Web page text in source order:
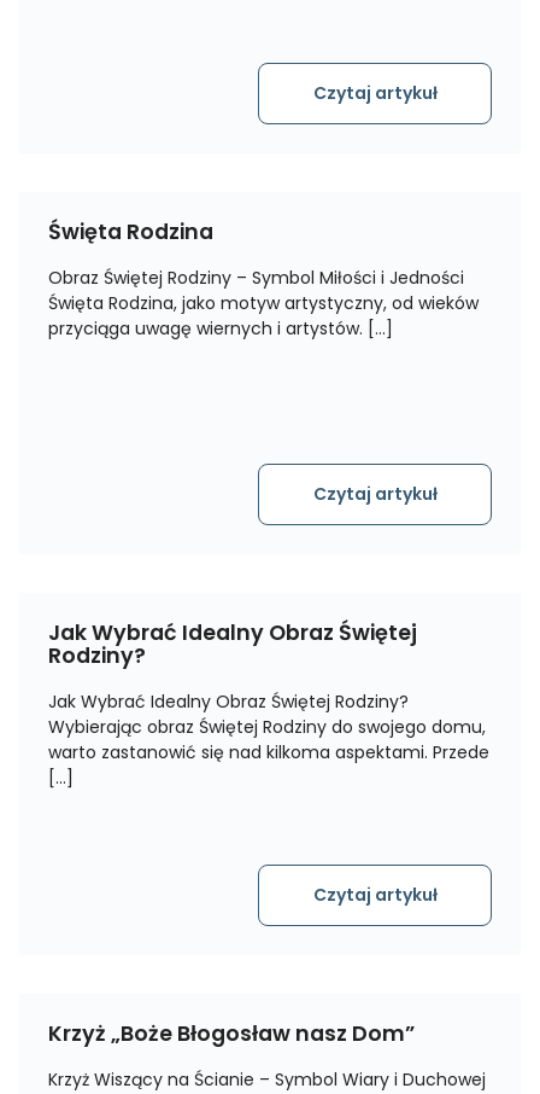
Czytaj artykuł
Święta Rodzina
Obraz Świętej Rodziny – Symbol Miłości i Jedności
Święta Rodzina, jako motyw artystyczny, od wieków
przyciąga uwagę wiernych i artystów. […]
Czytaj artykuł
Jak Wybrać Idealny Obraz Świętej
Rodziny?
Jak Wybrać Idealny Obraz Świętej Rodziny?
Wybierając obraz Świętej Rodziny do swojego domu,
warto zastanowić się nad kilkoma aspektami. Przede
[…]
Czytaj artykuł
Krzyż „Boże Błogosław nasz Dom”
Krzyż Wiszący na Ścianie – Symbol Wiary i Duchowej